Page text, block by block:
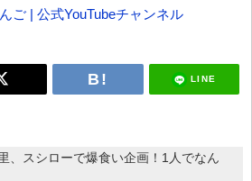
ご | 公式YouTubeチャンネル
LINE
、スシローで爆食い企画！1人でなん